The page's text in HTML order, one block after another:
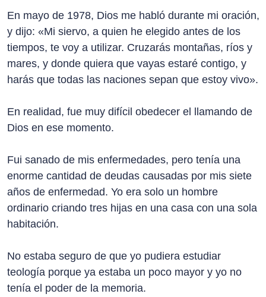
En mayo de 1978, Dios me habló durante mi oración,
y dijo: «Mi siervo, a quien he elegido antes de los
tiempos, te voy a utilizar. Cruzarás montañas, ríos y
mares, y donde quiera que vayas estaré contigo, y
harás que todas las naciones sepan que estoy vivo».
En realidad, fue muy difícil obedecer el llamando de
Dios en ese momento.
Fui sanado de mis enfermedades, pero tenía una
enorme cantidad de deudas causadas por mis siete
años de enfermedad. Yo era solo un hombre
ordinario criando tres hijas en una casa con una sola
habitación.
No estaba seguro de que yo pudiera estudiar
teología porque ya estaba un poco mayor y yo no
tenía el poder de la memoria.